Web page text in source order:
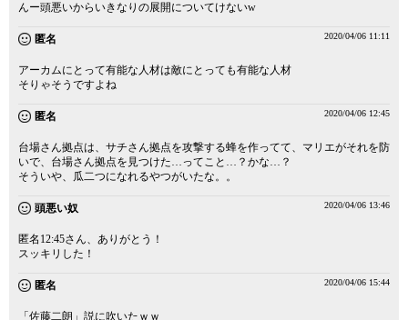
んー頭悪いからいきなりの展開についてけないw
匿名 2020/04/06 11:11
アーカムにとって有能な人材は敵にとっても有能な人材
そりゃそうですよね
匿名 2020/04/06 12:45
台場さん拠点は、サチさん拠点を攻撃する蜂を作ってて、マリエがそれを防
いで、台場さん拠点を見つけた…ってこと…？かな…？
そういや、瓜二つになれるやつがいたな。。
頭悪い奴 2020/04/06 13:46
匿名12:45さん、ありがとう！
スッキリした！
匿名 2020/04/06 15:44
「佐藤二朗」説に吹いたｗｗ